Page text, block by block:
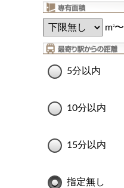
m2〜
5分以内
10分以内
15分以内
指定無し